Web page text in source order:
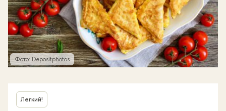
Фото: Depositphotos
Легкий!